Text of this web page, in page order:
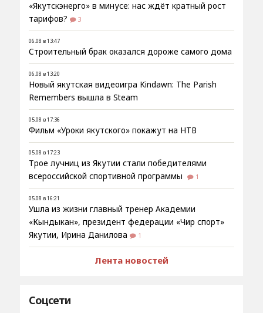
«Якутскэнерго» в минусе: нас ждёт кратный рост
тарифов?
3
06.08 в 13:47
Строительный брак оказался дороже самого дома
06.08 в 13:20
Новый якутская видеоигра Kindawn: The Parish
Remembers вышла в Steam
05.08 в 17:36
Фильм «Уроки якутского» покажут на НТВ
05.08 в 17:23
Трое лучниц из Якутии стали победителями
всероссийской спортивной программы
1
05.08 в 16:21
Ушла из жизни главный тренер Академии
«Кындыкан», президент федерации «Чир спорт»
Якутии, Ирина Данилова
1
Лента новостей
Соцсети